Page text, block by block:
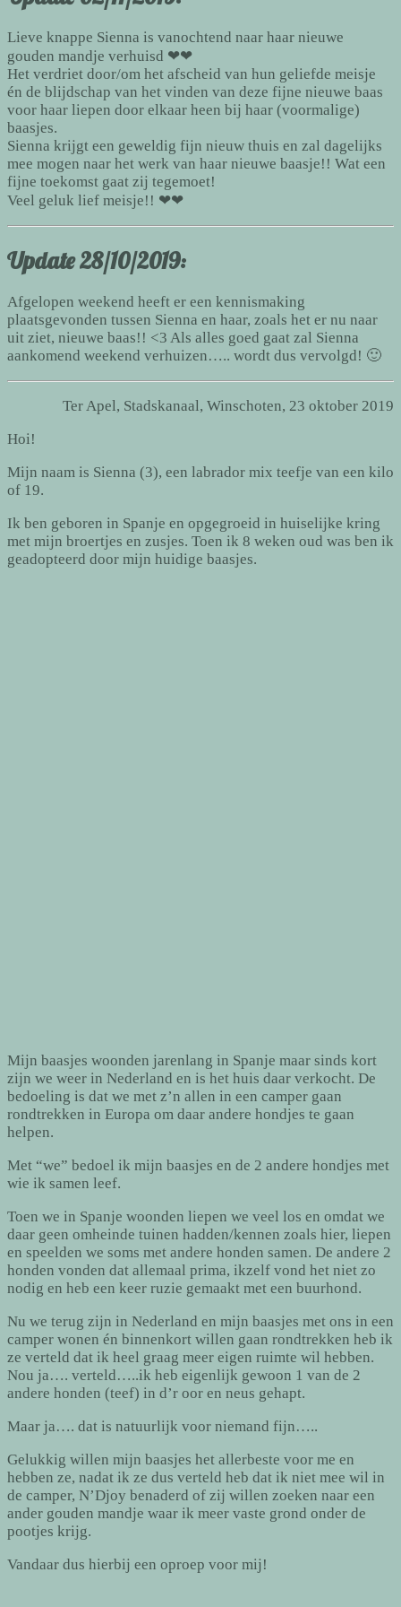
Lieve knappe Sienna is vanochtend naar haar nieuwe
gouden mandje verhuisd ❤❤
Het verdriet door/om het afscheid van hun geliefde meisje
én de blijdschap van het vinden van deze fijne nieuwe baas
voor haar liepen door elkaar heen bij haar (voormalige)
baasjes.
Sienna krijgt een geweldig fijn nieuw thuis en zal dagelijks
mee mogen naar het werk van haar nieuwe baasje!! Wat een
fijne toekomst gaat zij tegemoet!
Veel geluk lief meisje!! ❤❤
Update 28/10/2019:
Afgelopen weekend heeft er een kennismaking
plaatsgevonden tussen Sienna en haar, zoals het er nu naar
uit ziet, nieuwe baas!! <3 Als alles goed gaat zal Sienna
aankomend weekend verhuizen….. wordt dus vervolgd! 🙂
Ter Apel, Stadskanaal, Winschoten, 23 oktober 2019
Hoi!
Mijn naam is Sienna (3), een labrador mix teefje van een kilo
of 19.
Ik ben geboren in Spanje en opgegroeid in huiselijke kring
met mijn broertjes en zusjes. Toen ik 8 weken oud was ben ik
geadopteerd door mijn huidige baasjes.
Mijn baasjes woonden jarenlang in Spanje maar sinds kort
zijn we weer in Nederland en is het huis daar verkocht. De
bedoeling is dat we met z’n allen in een camper gaan
rondtrekken in Europa om daar andere hondjes te gaan
helpen.
Met “we” bedoel ik mijn baasjes en de 2 andere hondjes met
wie ik samen leef.
Toen we in Spanje woonden liepen we veel los en omdat we
daar geen omheinde tuinen hadden/kennen zoals hier, liepen
en speelden we soms met andere honden samen. De andere 2
honden vonden dat allemaal prima, ikzelf vond het niet zo
nodig en heb een keer ruzie gemaakt met een buurhond.
Nu we terug zijn in Nederland en mijn baasjes met ons in een
camper wonen én binnenkort willen gaan rondtrekken heb ik
ze verteld dat ik heel graag meer eigen ruimte wil hebben.
Nou ja…. verteld…..ik heb eigenlijk gewoon 1 van de 2
andere honden (teef) in d’r oor en neus gehapt.
Maar ja…. dat is natuurlijk voor niemand fijn…..
Gelukkig willen mijn baasjes het allerbeste voor me en
hebben ze, nadat ik ze dus verteld heb dat ik niet mee wil in
de camper, N’Djoy benaderd of zij willen zoeken naar een
ander gouden mandje waar ik meer vaste grond onder de
pootjes krijg.
Vandaar dus hierbij een oproep voor mij!